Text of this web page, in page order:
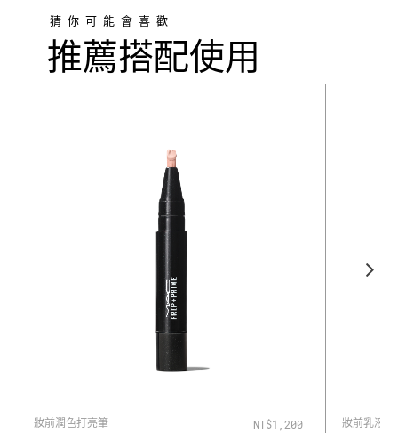
猜你可能會喜歡
推薦搭配使用
妝前潤色打亮筆 NT$1,200 妝前乳液